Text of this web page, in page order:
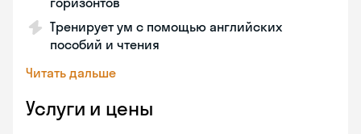
Тренирует ум с помощью английских
пособий и чтения
Читать дальше
Услуги и цены